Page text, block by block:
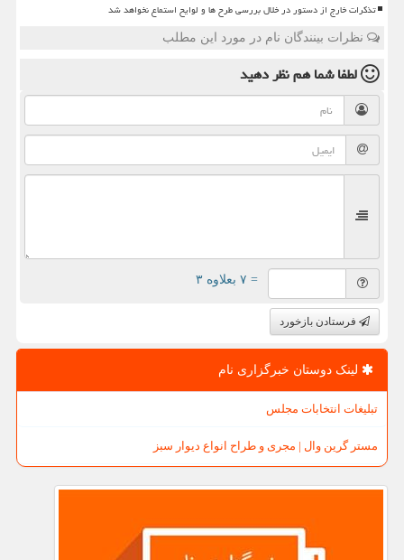
تذکرات خارج از دستور در خلال بررسی طرح ها و لوایح استماع نخواهد شد
نظرات بینندگان نام در مورد این مطلب
لطفا شما همنظر دهید
= ۷ بعلاوه ۳
فرستادن بازخورد
لینک دوستان خبرگزاری نام
تبلیغات انتخابات مجلس
مستر گرین وال | مجری و طراح انواع دیوار سبز